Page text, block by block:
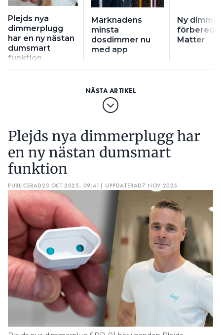
Plejds nya
dimmerplugg
har en ny nästan
dumsmart
funktion
Marknadens
minsta
dosdimmer nu
med app
Ny
Matter
Plejds nya dimmerplugg har
en ny nästan dumsmart
funktion
PUBLICERAD23 OCT 2025, 09:41 | UPPDATERAD7 NOV 2025